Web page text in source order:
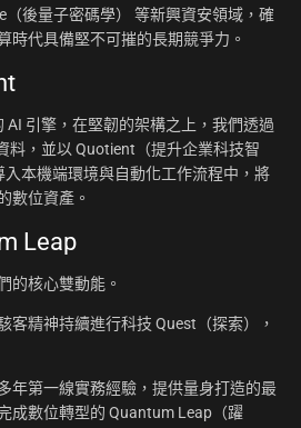
後量子密碼學） 等新興資安領域，確
時代具備堅不可摧的長期競爭力。
AI 引擎，在堅韌的架構之上，我們透過
料，並以 Quotient（提升企業科技智
入本機端環境與自動化工作流程中，將
數位資產。
Leap
的核心雙動能。
客精神持續進行科技 Quest（探索），
年第一線實務經驗，提供量身打造的最
成數位轉型的 Quantum Leap（躍